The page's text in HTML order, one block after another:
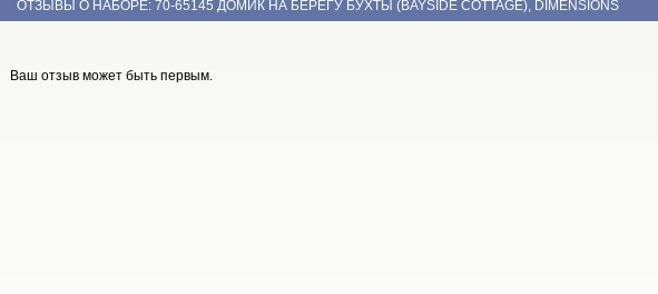
ОТЗЫВЫ О НАБОРЕ: 70-65145 ДОМИК НА БЕРЕГУ БУХТЫ (BAYSIDE COTTAGE), DIMENSIONS
Ваш отзыв может быть первым.